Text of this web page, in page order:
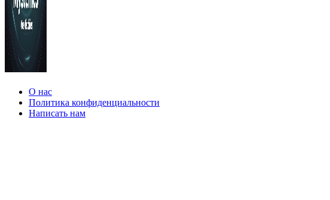
О нас
Политика конфиденциальности
Написать нам